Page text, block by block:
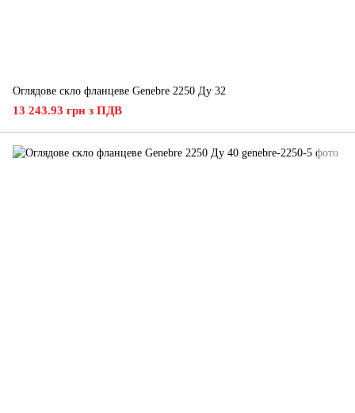
Оглядове скло фланцеве Genebre 2250 Ду 32
13 243.93 грн з ПДВ